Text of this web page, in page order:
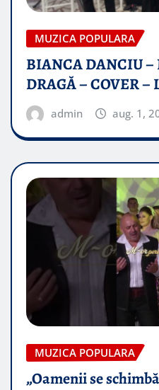
MUZICA POPULARA
BIANCA DANCIU –
DRAGĂ – COVER –
admin aug. 1,
MUZICA POPULARA
„Oamenii se